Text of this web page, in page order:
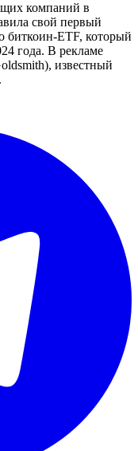
компаний в
свой первый
биткоин-ETF, который
года. В рекламе
известный